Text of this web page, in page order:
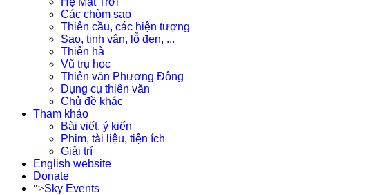
Các chòm sao
Thiên cầu, các hiện tượng
Sao, tinh vân, lỗ đen, ...
Thiên hà
Vũ trụ học
Thiên văn Phương Đông
Dụng cụ thiên văn
Chủ đề khác
Tham khảo
Bài viết, ý kiến
Phim, tài liệu, tiện ích
Giải trí
English website
Donate
">Sky Events